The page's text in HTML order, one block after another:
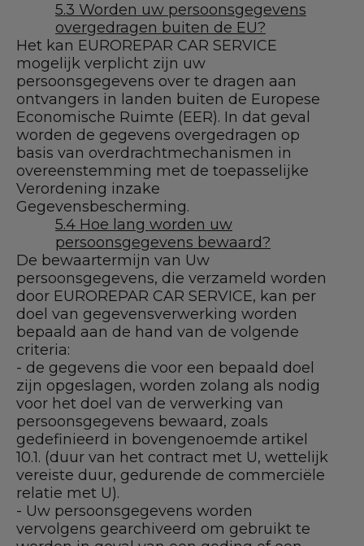
5.3 Worden uw persoonsgegevens
overgedragen buiten de EU?
Het kan EUROREPAR CAR SERVICE
mogelijk verplicht zijn uw
persoonsgegevens over te dragen aan
ontvangers in landen buiten de Europese
Economische Ruimte (EER). In dat geval
worden de gegevens overgedragen op
basis van overdrachtmechanismen in
overeenstemming met de toepasselijke
Verordening inzake
Gegevensbescherming.
5.4 Hoe lang worden uw
persoonsgegevens bewaard?
De bewaartermijn van Uw
persoonsgegevens, die verzameld worden
door EUROREPAR CAR SERVICE, kan per
doel van gegevensverwerking worden
bepaald aan de hand van de volgende
criteria:
- de gegevens die voor een bepaald doel
zijn opgeslagen, worden zolang als nodig
voor het doel van de verwerking van
persoonsgegevens bewaard, zoals
gedefinieerd in bovengenoemde artikel
10.1. (duur van het contract met U, wettelijk
vereiste duur, gedurende de commerciële
relatie met U).
- Uw persoonsgegevens worden
vervolgens gearchiveerd om gebruikt te